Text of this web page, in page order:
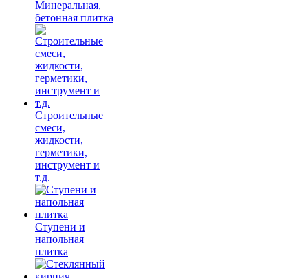
Минеральная,
бетонная плитка
Строительные
смеси,
жидкости,
герметики,
инструмент и
т.д.
Ступени и
напольная
плитка